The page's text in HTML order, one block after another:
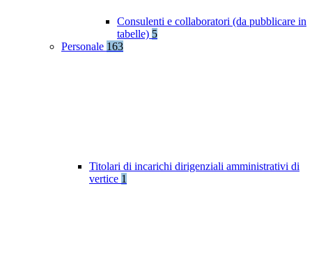
Consulenti e collaboratori (da pubblicare in
tabelle) 5
Personale 163
Titolari di incarichi dirigenziali amministrativi di
vertice 1